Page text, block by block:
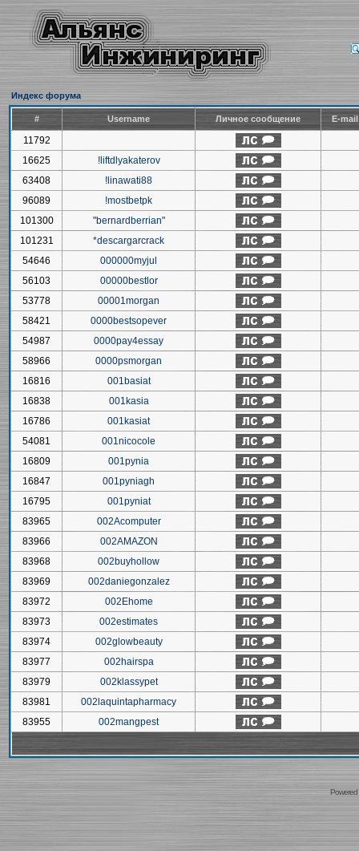
Индекс форума
# Username Личное сообщение E-
11792
16625
!liftdlyakaterov
63408
!linawati88
96089
!mostbetpk
101300
"bernardberrian"
101231
*descargarcrack
54646
000000myjul
56103
00000bestlor
53778
00001morgan
58421
0000bestsopever
54987
0000pay4essay
58966
0000psmorgan
16816
001basiat
16838
001kasia
16786
001kasiat
54081
001nicocole
16809
001pynia
16847
001pyniagh
16795
001pyniat
83965
002Acomputer
83966
002AMAZON
83968
002buyhollow
83969
002daniegonzalez
83972
002Ehome
83973
002estimates
83974
002glowbeauty
83977
002hairspa
83979
002klassypet
83981
002laquintapharmacy
83955
002mangpest